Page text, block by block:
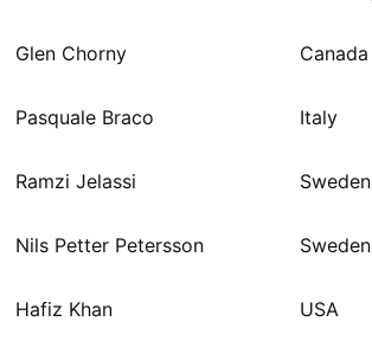
Glen Chorny Canada
Pasquale Braco Italy
Ramzi Jelassi Sweden
Nils Petter Petersson Sweden
Hafiz Khan USA